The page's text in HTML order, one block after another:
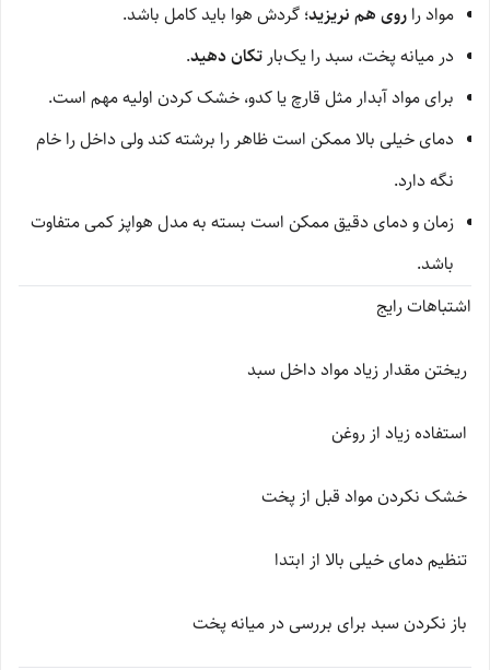
مواد را روی هم نریزید؛ گردش هوا باید کامل باشد.
در میانه پخت، سبد را یک‌بار تکان دهید.
برای مواد آبدار مثل قارچ یا کدو، خشک کردن اولیه مهم است.
دمای خیلی بالا ممکن است ظاهر را برشته کند ولی داخل را خام
نگه دارد.
زمان و دمای دقیق ممکن است بسته به مدل هواپز کمی متفاوت
باشد.
اشتباهات رایج
ریختن مقدار زیاد مواد داخل سبد
استفاده زیاد از روغن
خشک نکردن مواد قبل از پخت
تنظیم دمای خیلی بالا از ابتدا
باز نکردن سبد برای بررسی در میانه پخت